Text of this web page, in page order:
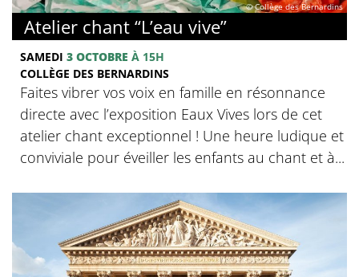
© Collège des Bernardins
Atelier chant “L’eau vive”
SAMEDI 3 OCTOBRE À 15H
COLLÈGE DES BERNARDINS
Faites vibrer vos voix en famille en résonnance
directe avec l’exposition Eaux Vives lors de cet
atelier chant exceptionnel ! Une heure ludique et
conviviale pour éveiller les enfants au chant et à...